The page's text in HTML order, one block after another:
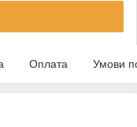
Оплата Умови